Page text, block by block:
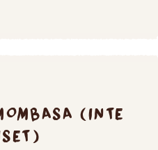
(INTE